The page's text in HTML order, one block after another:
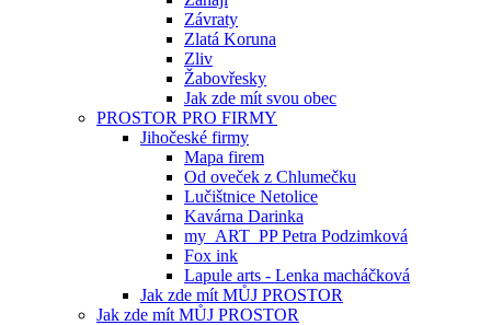
Závraty
Zlatá Koruna
Zliv
Žabovřesky
Jak zde mít svou obec
PROSTOR PRO FIRMY
Jihočeské firmy
Mapa firem
Od oveček z Chlumečku
Lučištnice Netolice
Kavárna Darinka
my_ART_PP Petra Podzimková
Fox ink
Lapule arts - Lenka macháčková
Jak zde mít MŮJ PROSTOR
Jak zde mít MŮJ PROSTOR